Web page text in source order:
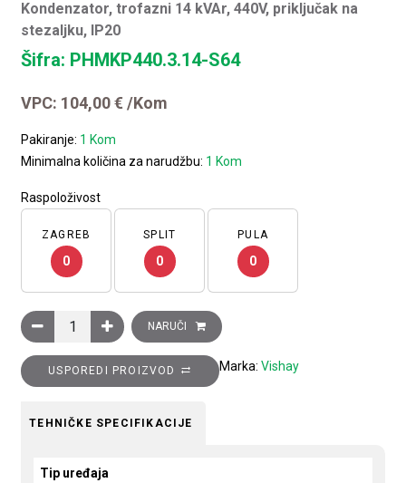
Kondenzator, trofazni 14 kVAr, 440V, priključak na
stezaljku, IP20
Šifra: PHMKP440.3.14-S64
VPC: 104,00€ /Kom
Pakiranje: 1 Kom
Minimalna količina za narudžbu: 1 Kom
Raspoloživost
ZAGREB
0
SPLIT
0
PULA
0
Kondenzator, trofazni 14 kVAr, 440V, priključak na stezaljku,
NARUČI
USPOREDI PROIZVOD Marka: Vishay
TEHNIČKE SPECIFIKACIJE
Tip uređaja